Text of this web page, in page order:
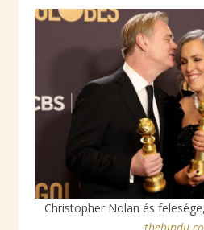
Christopher Nolan és